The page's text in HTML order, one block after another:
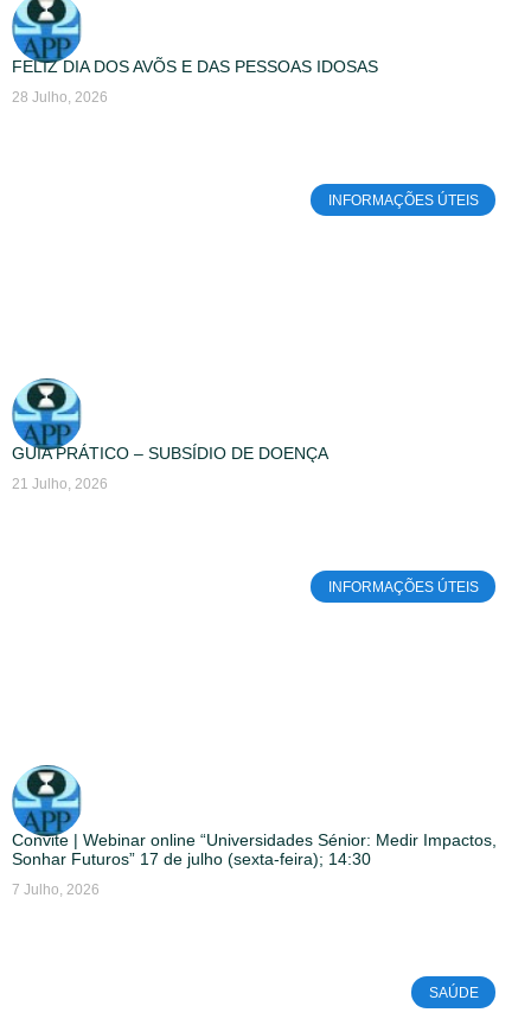
FELIZ DIA DOS AVÕS E DAS PESSOAS IDOSAS
28 Julho, 2026
INFORMAÇÕES ÚTEIS
GUIA PRÁTICO – SUBSÍDIO DE DOENÇA
21 Julho, 2026
INFORMAÇÕES ÚTEIS
Convite | Webinar online “Universidades Sénior: Medir Impactos,
Sonhar Futuros” 17 de julho (sexta-feira); 14:30
7 Julho, 2026
SAÚDE